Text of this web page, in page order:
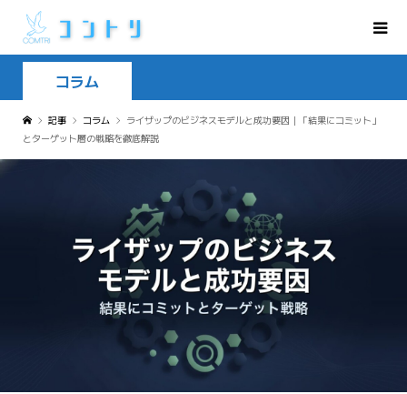
コラム
記事 コラム
ライザップのビジネスモデルと成功要因｜「結果にコミット」
とターゲット層の戦略を徹底解説